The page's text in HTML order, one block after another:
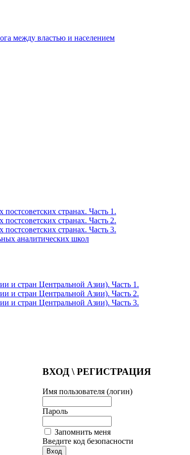
между властью и населением
странах. Часть 1.
странах. Часть 2.
странах. Часть 3.
аналитических школ
и стран Центральной Азии). Часть 1.
и стран Центральной Азии). Часть 2.
и стран Центральной Азии). Часть 3.
ВХОД \ РЕГИСТРАЦИЯ
Имя пользователя (логин)
Пароль
Запомнить меня
Введите код безопасности